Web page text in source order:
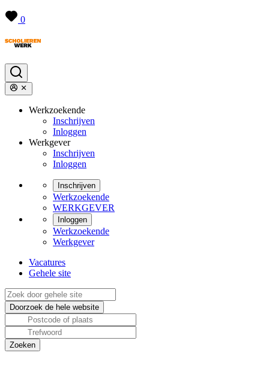
0
Werkzoekende
Inschrijven
Inloggen
Werkgever
Inschrijven
Inloggen
Inschrijven
Werkzoekende
WERKGEVER
Inloggen
Werkzoekende
Werkgever
Vacatures
Gehele site